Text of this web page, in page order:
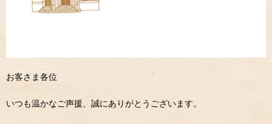
お客さま各位
いつも温かなご声援、誠にありがとうございます。